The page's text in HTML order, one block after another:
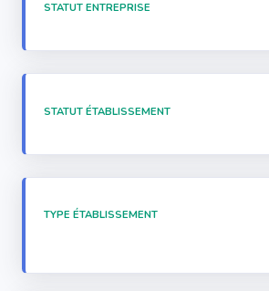
STATUT ENTREPRISE
STATUT ÉTABLISSEMENT
TYPE ÉTABLISSEMENT